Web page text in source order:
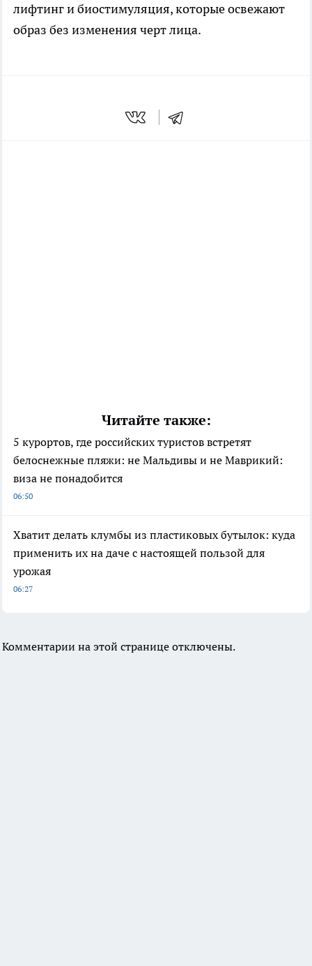
лифтинг и биостимуляция, которые освежают
образ без изменения черт лица.
Читайте также:
5 курортов, где российских туристов встретят
белоснежные пляжи: не Мальдивы и не Маврикий:
виза не понадобится
06:50
Хватит делать клумбы из пластиковых бутылок: куда
применить их на даче с настоящей пользой для
урожая
06:27
Комментарии на этой странице отключены.